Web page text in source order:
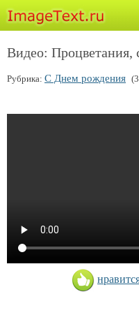
Видео: Процветания,
Рубрика: С Днем рождения